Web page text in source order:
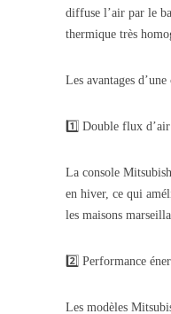
diffuse l’air par le
thermique très
Les avantages
1️⃣ Double flux d’air
La console
en hiver, ce qui
les maisons
2️⃣ Performance
Les modèles